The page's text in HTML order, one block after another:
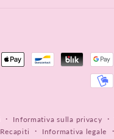
Informativa sulla privacy
Recapiti Informativa legale